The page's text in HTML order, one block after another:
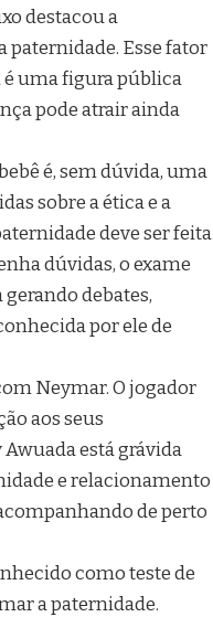
destacou a
Esse fator
uma figura pública
pode atrair ainda
é, sem dúvida, uma
sobre a ética e a
deve ser feita
dúvidas, o exame
debates,
por ele de
Neymar. O jogador
aos seus
está grávida
e relacionamento
de perto
como teste de
a paternidade.